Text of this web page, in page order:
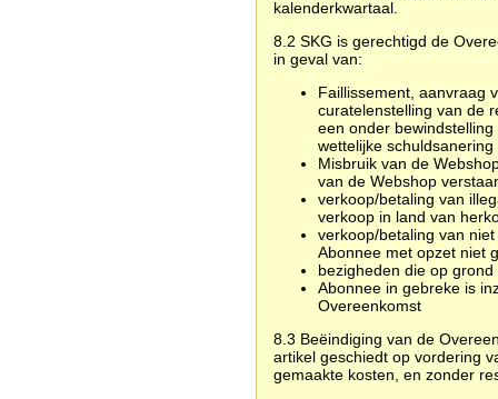
kalenderkwartaal.
8.2 SKG is gerechtigd de
in geval van:
Faillissement, aanvraag
curatelenstelling van de
een onder
wettelijke
Misbruik van de
van de Webshop
verkoop/betaling van
verkoop in land van
verkoop/betaling van
Abonnee met opzet niet
bezigheden die op
Abonnee in gebreke is
Overeenkomst
8.3 Beëindiging van de
artikel geschiedt op vordering
gemaakte kosten, en zonder